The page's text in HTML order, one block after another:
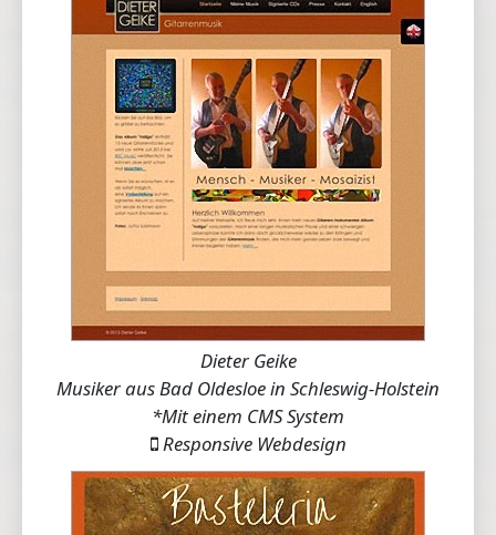
Dieter Geike
Musiker aus Bad Oldesloe in Schleswig-Holstein
*Mit einem CMS System
Responsive Webdesign